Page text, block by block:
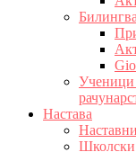
Ученици
Настава
Школски